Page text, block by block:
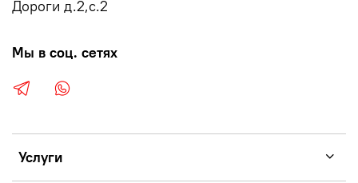
Услуги
Дороги д.2,с.2
Мы в соц. сетях